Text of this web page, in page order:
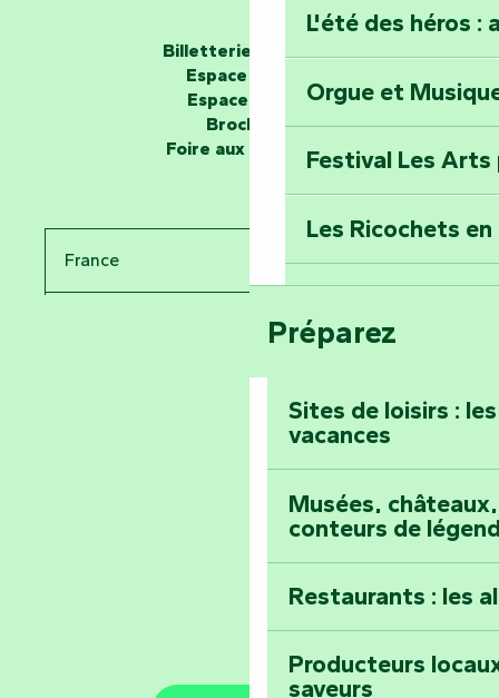
Les passeurs d'histoires
Partez en
Percez les
Voyagez dans le
Maillezais
Montez au
L'été des héros :
Orgue et
Festival Les Arts
Les Ricochets
Tout l'agenda
Préparez
Sites de loisirs :
vacances
Musées,
conteurs de
Restaurants : les
Producteurs
saveurs
Billetterie en ligne
Espace groupe
Espace presse
Brochures
Foire aux questions
France